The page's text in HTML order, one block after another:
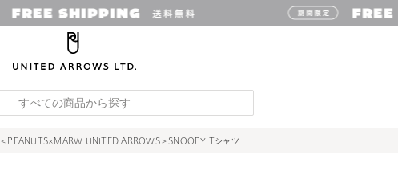
すべての商品から探す
＜PEANUTS×MARW UNITED ARROWS＞SNOOPY Tシャツ